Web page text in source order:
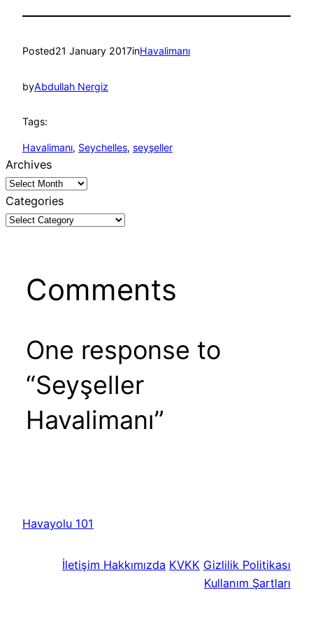
Posted21 January 2017inHavalimanı
byAbdullah Nergiz
Tags:
Havalimanı, Seychelles, seyşeller
Archives
Categories
Comments
One response to
“Seyşeller
Havalimanı”
Havayolu 101
İletişim Hakkımızda KVKK Gizlilik Politikası
Kullanım Şartları